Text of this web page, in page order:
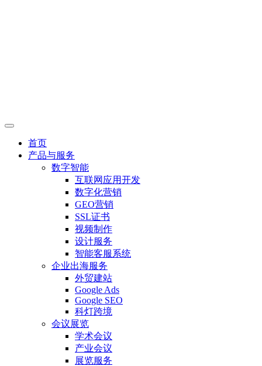
首页
产品与服务
数字智能
互联网应用开发
数字化营销
GEO营销
SSL证书
视频制作
设计服务
智能客服系统
企业出海服务
外贸建站
Google Ads
Google SEO
科灯跨境
会议展览
学术会议
产业会议
展览服务